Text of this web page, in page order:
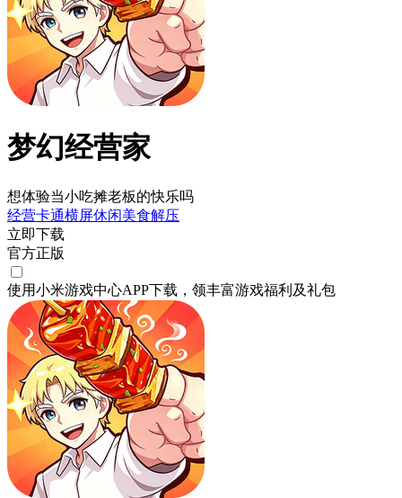
梦幻经营家
想体验当小吃摊老板的快乐吗
经营卡通横屏休闲美食解压
立即下载
官方正版
使用小米游戏中心APP下载 ，领丰富游戏福利 及礼包